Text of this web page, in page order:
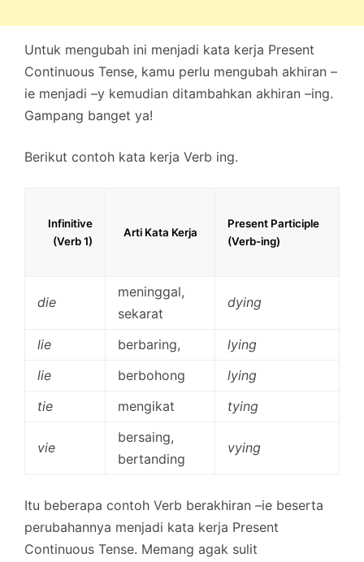
Untuk mengubah ini menjadi kata kerja Present
Continuous Tense, kamu perlu mengubah akhiran –
ie menjadi –y kemudian ditambahkan akhiran –ing.
Gampang banget ya!
Berikut contoh kata kerja Verb ing.
Infinitive
(Verb 1)
Arti Kata Kerja
Present Participle
(Verb-ing)
die
meninggal,
sekarat
dying
lie berbaring,
lying
lie
berbohong
lying
tie
mengikat tying
vie
bersaing,
bertanding
vying
Itu beberapa contoh Verb berakhiran –ie beserta
perubahannya menjadi kata kerja Present
Continuous Tense. Memang agak sulit